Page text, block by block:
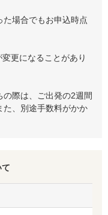
場合でもお申込時点
更になることがあり
際は、ご出発の2週間
た、別途手数料がかか